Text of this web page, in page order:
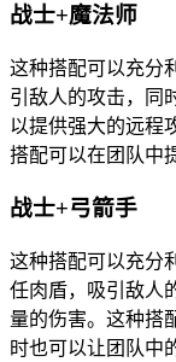
战士+魔法师
这种搭配可以充分
引敌人的攻击，同
以提供强大的远程
搭配可以在团队中
战士+弓箭手
这种搭配可以充分
任肉盾，吸引敌人
量的伤害。这种搭
时也可以让团队中